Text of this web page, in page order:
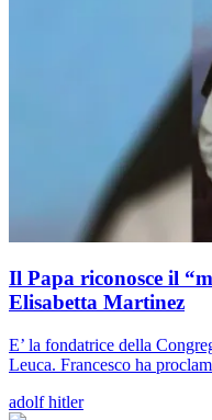
Il Papa riconosce il
Elisabetta Martinez
E’ la fondatrice della
Leuca. Francesco ha
adolf hitler